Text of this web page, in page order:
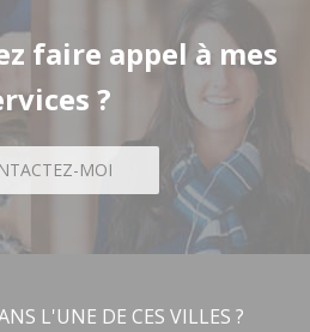
faire appel à mes
?
MOI
L'UNE DE CES VILLES ?